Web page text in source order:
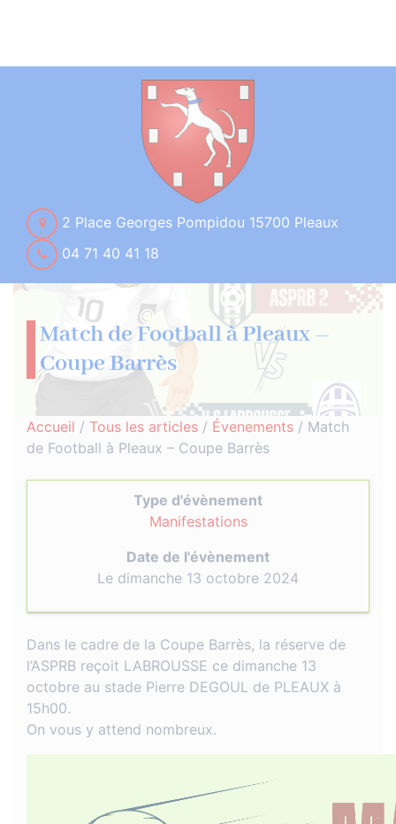
2 Place Georges Pompidou 15700 Pleaux
04 71 40 41 18
Match de Football à Pleaux –
Coupe Barrès
Accueil / Tous les articles / Évenements / Match
de Football à Pleaux – Coupe Barrès
Type d'évènement
Manifestations
Date de l'évènement
Le dimanche 13 octobre 2024
Dans le cadre de la Coupe Barrès, la réserve de
l’ASPRB reçoit LABROUSSE ce dimanche 13
octobre au stade Pierre DEGOUL de PLEAUX à
15h00.
On vous y attend nombreux.